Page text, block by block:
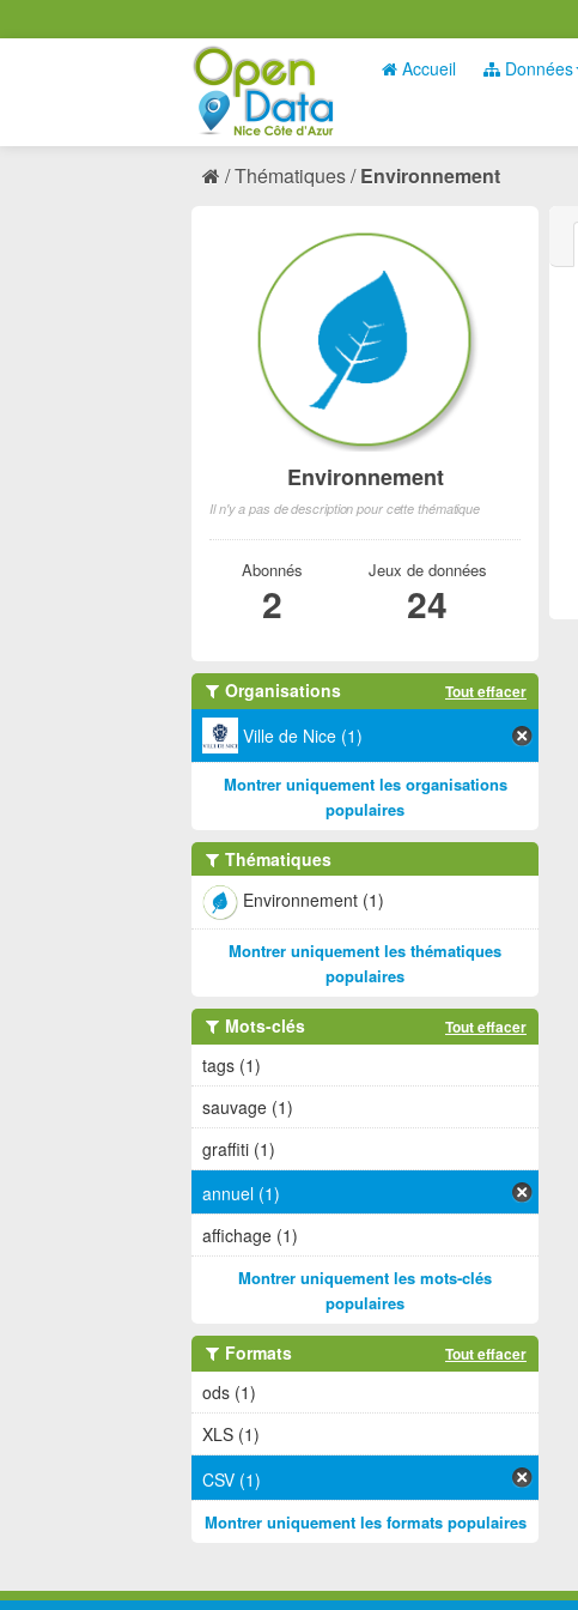
Accueil Données
Thématiques Environnement
Environnement
Il n'y a pas de description pour cette thématique
Abonnés
2
Jeux de données
24
Organisations Tout effacer
Ville de Nice (1)
Montrer uniquement les organisations
populaires
Thématiques
Environnement (1)
Montrer uniquement les thématiques
populaires
Mots-clés Tout effacer
tags (1)
sauvage (1)
graffiti (1)
annuel (1)
affichage (1)
Montrer uniquement les mots-clés
populaires
Formats Tout effacer
ods (1)
XLS (1)
CSV (1)
Montrer uniquement les formats populaires